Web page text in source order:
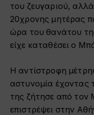
του ζευγαριού, αλλά
20χρονης μητέρας
ώρα του θανάτου
είχε καταθέσει ο
Η αντίστροφη
αστυνομία έχοντας
της ζήτησε από
επιστρέψει στην